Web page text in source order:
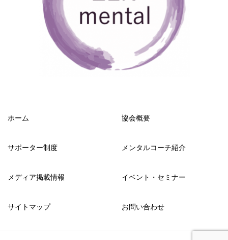
ホーム 協会概要
サポーター制度 メンタルコーチ紹介
メディア掲載情報 イベント・セミナー
サイトマップ お問い合わせ